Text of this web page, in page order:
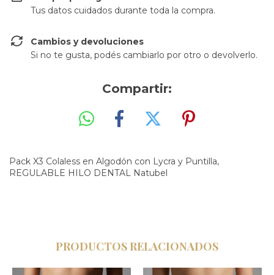
Tus datos cuidados durante toda la compra.
Cambios y devoluciones
Si no te gusta, podés cambiarlo por otro o devolverlo.
Compartir:
Pack X3 Colaless en Algodón con Lycra y Puntilla,
REGULABLE HILO DENTAL Natubel
PRODUCTOS RELACIONADOS